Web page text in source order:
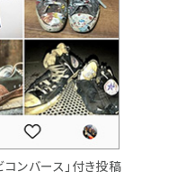
ンバース」付き投稿